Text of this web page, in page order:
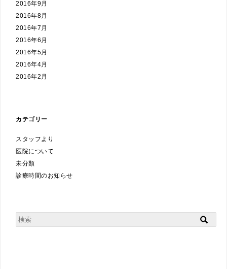
2016年9月
2016年8月
2016年7月
2016年6月
2016年5月
2016年4月
2016年2月
カテゴリー
スタッフより
医院について
未分類
診療時間のお知らせ